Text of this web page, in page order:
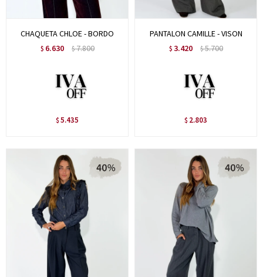
CHAQUETA CHLOE - BORDO
$ 6.630 $7.800
$ 5.435
PANTALON CAMILLE - VISON
$ 3.420 $5.700
$ 2.803